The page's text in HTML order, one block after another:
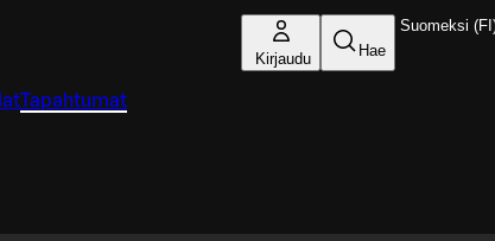
Kirjaudu Hae
Tapahtumat